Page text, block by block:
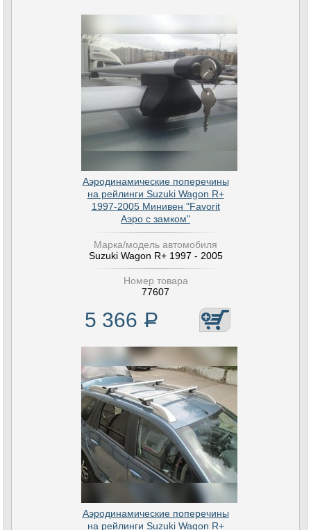
Аэродинамические поперечины
на рейлинги Suzuki Wagon R+
1997-2005 Минивен "Favorit
Аэро с замком"
Марка/модель автомобиля
Suzuki Wagon R+ 1997 - 2005
Номер товара
77607
5 366 Р
Аэродинамические поперечины
на рейлинги Suzuki Wagon R+